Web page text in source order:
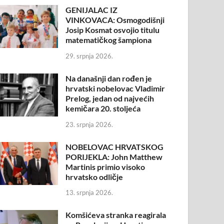
GENIJALAC IZ
VINKOVACA: Osmogodišnji
Josip Kosmat osvojio titulu
matematičkog šampiona
29. srpnja 2026.
Na današnji dan rođen je
hrvatski nobelovac Vladimir
Prelog, jedan od najvećih
kemičara 20. stoljeća
23. srpnja 2026.
NOBELOVAC HRVATSKOG
PORIJEKLA: John Matthew
Martinis primio visoko
hrvatsko odličje
13. srpnja 2026.
Komšićeva stranka reagirala